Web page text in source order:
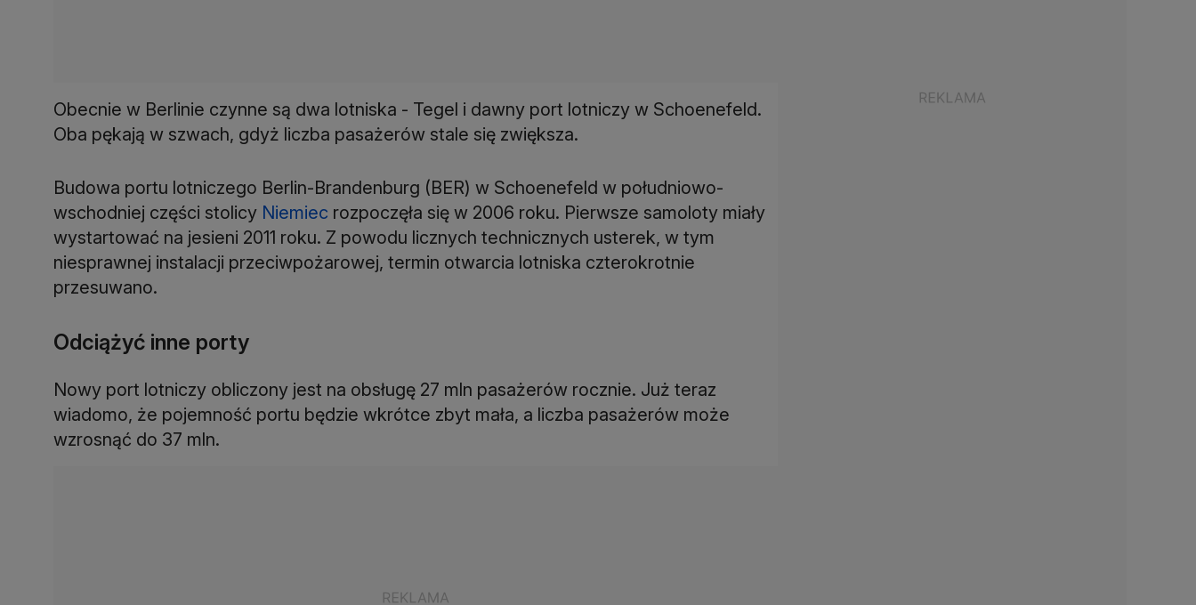
Obecnie w Berlinie czynne są dwa lotniska - Tegel i dawny port lotniczy w Schoenefeld.
Oba pękają w szwach, gdyż liczba pasażerów stale się zwiększa.
Budowa portu lotniczego Berlin-Brandenburg (BER) w Schoenefeld w południowo-
wschodniej części stolicy Niemiec rozpoczęła się w 2006 roku. Pierwsze samoloty miały
wystartować na jesieni 2011 roku. Z powodu licznych technicznych usterek, w tym
niesprawnej instalacji przeciwpożarowej, termin otwarcia lotniska czterokrotnie
przesuwano.
Odciążyć inne porty
Nowy port lotniczy obliczony jest na obsługę 27 mln pasażerów rocznie. Już teraz
wiadomo, że pojemność portu będzie wkrótce zbyt mała, a liczba pasażerów może
wzrosnąć do 37 mln.